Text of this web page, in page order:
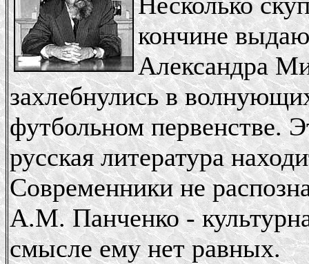
кончине
Александра
захлебнулись в
футбольном первенстве.
русская литература
Современники не
А.М. Панченко -
смысле ему нет равных.